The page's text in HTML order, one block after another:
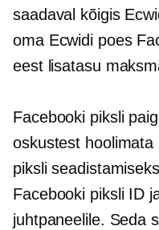
saadaval kõigis
oma Ecwidi poes
eest lisatasu
Facebooki piksli
oskustest hoolimata
piksli
Facebooki piksli ID
juhtpaneelile. Seda